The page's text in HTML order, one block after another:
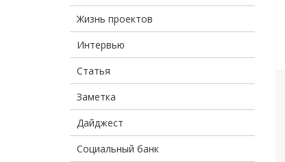
Жизнь проектов
Интервью
Статья
Заметка
Дайджест
Социальный банк